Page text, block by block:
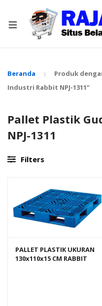
Beranda
Produk
Industri Rabbit NPJ-1311”
Pallet Plastik
NPJ-1311
Filters
PALLET PLASTIK UKURAN
130x110x15 CM RABBIT